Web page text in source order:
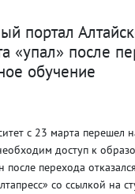
портал
«упал» после
обучение
с 23 марта перешел
доступ к
после перехода
со ссылкой на